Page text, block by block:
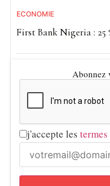
ECONOMIE
First Bank Nigeria : 25
Abonnez
j'accepte les